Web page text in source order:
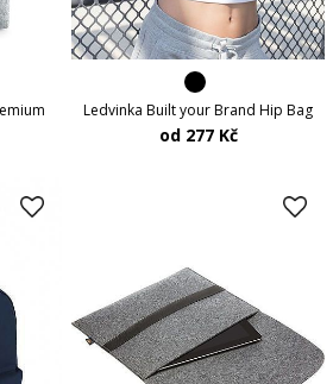
Ledvinka Built your Brand Hip Bag
od 277 Kč